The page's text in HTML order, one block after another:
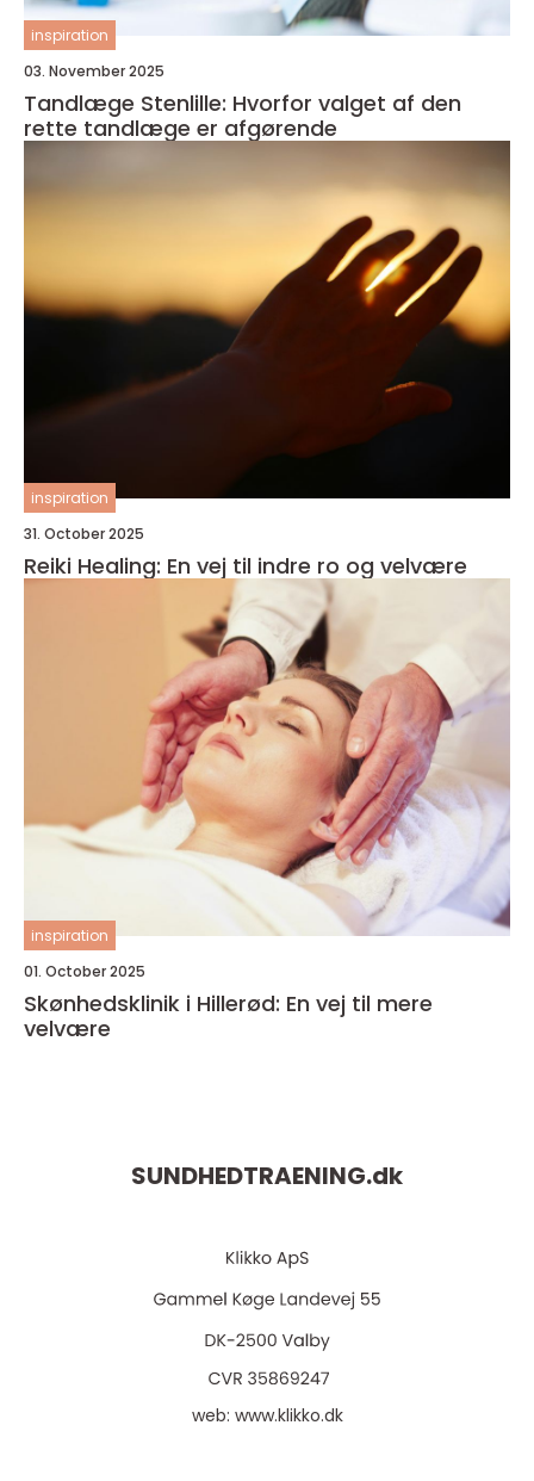
inspiration
03. November 2025
Tandlæge Stenlille: Hvorfor valget af den
rette tandlæge er afgørende
inspiration
31. October 2025
Reiki Healing: En vej til indre ro og velvære
inspiration
01. October 2025
Skønhedsklinik i Hillerød: En vej til mere
velvære
SUNDHEDTRAENING.dk
web: www.klikko.dk